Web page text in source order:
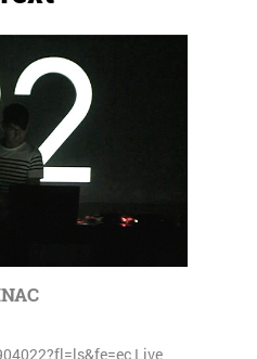
Live